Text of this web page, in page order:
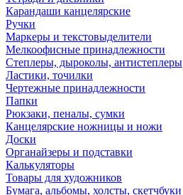
Карандаши канцелярские
Ручки
Маркеры и текстовыделители
Мелкоофисные принадлежности
Степлеры, дыроколы, антистеплеры
Ластики, точилки
Чертежные принадлежности
Папки
Рюкзаки, пеналы, сумки
Канцелярские ножницы и ножи
Доски
Органайзеры и подставки
Калькуляторы
Товары для художников
Бумага, альбомы, холсты, скетчбуки